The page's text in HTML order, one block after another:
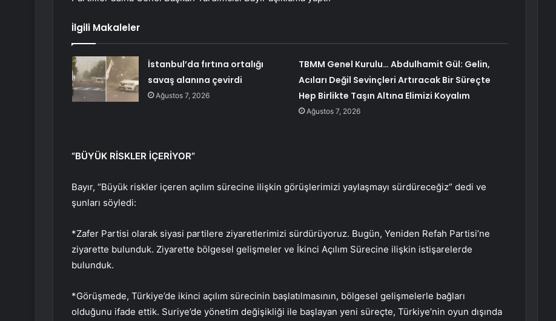
İlgili Makaleler
İstanbul’da fırtına ortalığı
savaş alanına çevirdi
Ağustos 7, 2026
TBMM Genel Kurulu… Abdulhamit Gül: Gelin,
Acıları Değil Sevinçleri Artıracak Bir Süreçte
Hep Birlikte Taşın Altına Elimizi Koyalım
Ağustos 7, 2026
“BÜYÜK RİSKLER İÇERİYOR”
Bayır, “Büyük riskler içeren açılım sürecine ilişkin görüşlerimizi yaylaşmayı sürdüreceğiz” dedi ve
şunları söyledi:
*Zafer Partisi olarak siyasi partilere ziyaretlerimizi sürdürüyoruz. Bugün, Yeniden Refah Partisi’ne
ziyarette bulunduk. Ziyarette bölgesel gelişmeler ve İkinci Açılım Sürecine ilişkin istişarelerde
bulunduk.
*Görüşmede, Türkiye’de ikinci açılım sürecinin başlatılmasının, bölgesel gelişmelerle bağları
olduğunu ifade ettik. Suriye’de yönetim değişikliği ile başlayan yeni süreçte, Türkiye’nin oyun dışında